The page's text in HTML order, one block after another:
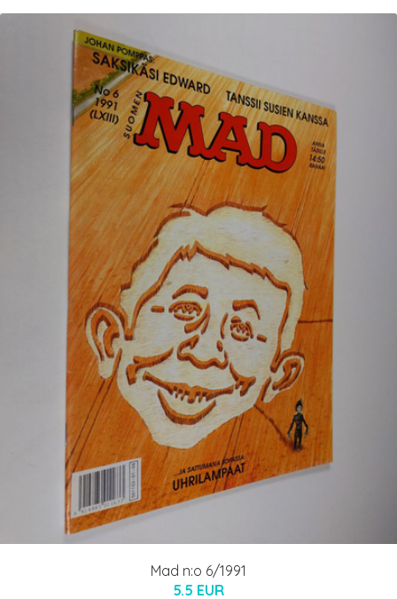
Mad n:o 6/1991
5.5 EUR